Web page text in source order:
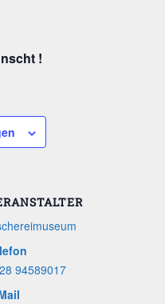
!
94589017